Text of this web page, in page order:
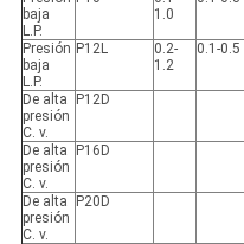
baja
L.P.
1.0
Presión
baja
L.P.
P12L
0.2-
1.2
0.1-0.5
De alta
presión
C. v.
P12D
De alta
presión
C. v.
P16D
De alta
presión
C. v.
P20D